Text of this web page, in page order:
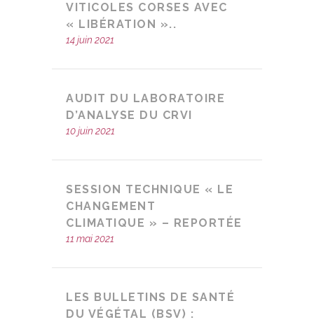
VITICOLES CORSES AVEC
« LIBÉRATION »..
14 juin 2021
AUDIT DU LABORATOIRE
D’ANALYSE DU CRVI
10 juin 2021
SESSION TECHNIQUE « LE
CHANGEMENT
CLIMATIQUE » – REPORTÉE
11 mai 2021
LES BULLETINS DE SANTÉ
DU VÉGÉTAL (BSV) :